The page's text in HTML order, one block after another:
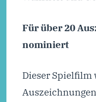
Für über 20
nominiert
Dieser Spielfilm